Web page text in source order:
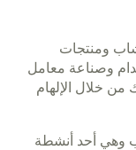
ومنتجات
وصناعة معامل
من خلال الإلهام
وهي أحد أنشطة